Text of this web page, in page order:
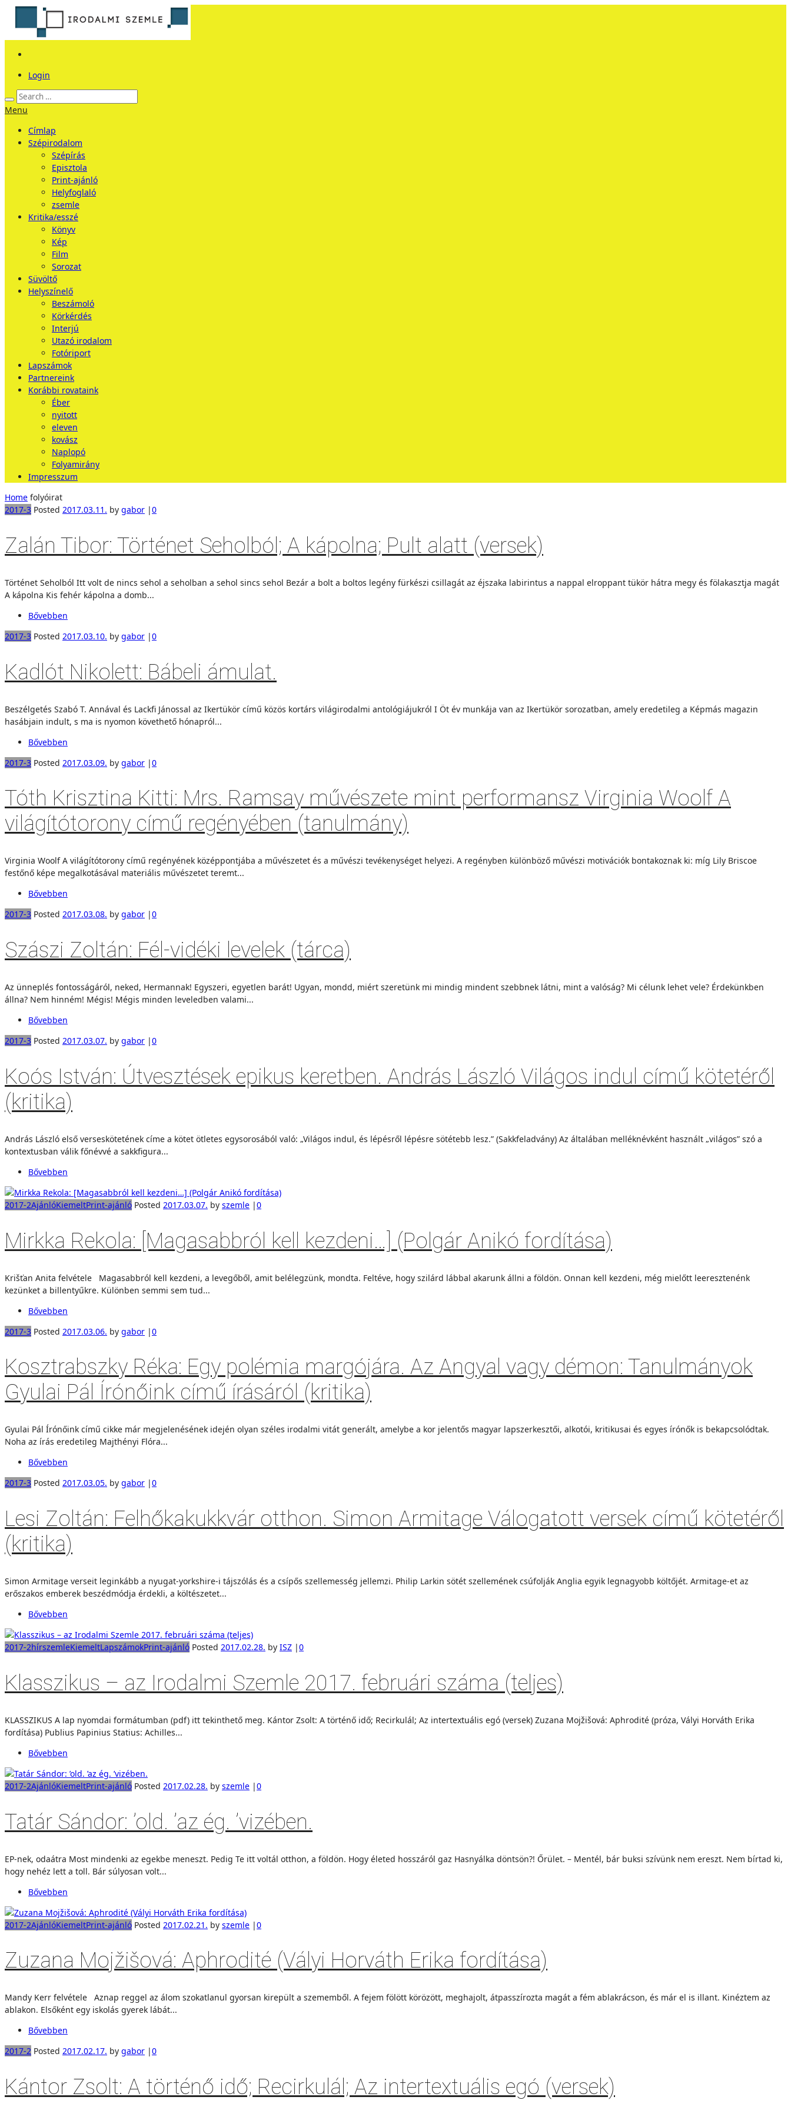
Login
Menu
Címlap
Szépirodalom
Szépírás
Episztola
Print-ajánló
Helyfoglaló
zsemle
Kritika/esszé
Könyv
Kép
Film
Sorozat
Süvöltő
Helyszínelő
Beszámoló
Körkérdés
Interjú
Utazó irodalom
Fotóriport
Lapszámok
Partnereink
Korábbi rovataink
Éber
nyitott
eleven
kovász
Naplopó
Folyamirány
Impresszum
Home folyóirat
2017-3 Posted 2017.03.11. by gabor |0
Zalán Tibor: Történet Seholból; A kápolna; Pult alatt (versek)
Történet Seholból Itt volt de nincs sehol a seholban a sehol sincs sehol Bezár a bolt a boltos legény fürkészi csillagát az éjszaka labirintus a nappal elroppant tükör hátra megy és fölakasztja magát
A kápolna Kis fehér kápolna a domb...
Bővebben
2017-3 Posted 2017.03.10. by gabor |0
Kadlót Nikolett: Bábeli ámulat.
Beszélgetés Szabó T. Annával és Lackfi Jánossal az Ikertükör című közös kortárs világirodalmi antológiájukról I Öt év munkája van az Ikertükör sorozatban, amely eredetileg a Képmás maga­zin
hasábjain indult, s ma is nyomon követhető hónapról...
Bővebben
2017-3 Posted 2017.03.09. by gabor |0
Tóth Krisztina Kitti: Mrs. Ramsay művészete mint performansz Virginia Woolf A
világítótorony című regényében (tanulmány)
Virginia Woolf A világítótorony című regényének középpontjába a művészetet és a mű­vészi tevékenységet helyezi. A regényben különböző művészi motivációk bontakoznak ki: míg Lily Briscoe
festőnő képe megalkotásával materiális művészetet teremt...
Bővebben
2017-3 Posted 2017.03.08. by gabor |0
Szászi Zoltán: Fél-vidéki levelek (tárca)
Az ünneplés fontosságáról, neked, Hermannak! Egyszeri, egyetlen barát! Ugyan, mondd, miért szeretünk mi mindig mindent szebbnek látni, mint a való­ság? Mi célunk lehet vele? Érdekünkben
állna? Nem hinném! Mégis! Mégis min­den leveledben valami...
Bővebben
2017-3 Posted 2017.03.07. by gabor |0
Koós István: Útvesztések epikus keretben. András László Világos indul című kötetéről
(kritika)
András László első verseskötetének címe a kötet ötletes egysorosából való: „Világos indul, és lépésről lépésre sötétebb lesz.” (Sakkfeladvány) Az általában melléknévként használt „világos” szó a
kontextusban válik főnévvé a sakkfigura...
Bővebben
2017-2AjánlóKiemeltPrint-ajánló Posted 2017.03.07. by szemle |0
Mirkka Rekola: [Magasabbról kell kezdeni…] (Polgár Anikó fordítása)
Krišťan Anita felvétele Magasabbról kell kezdeni, a levegőből, amit belélegzünk, mondta. Feltéve, hogy szilárd lábbal akarunk állni a földön. Onnan kell kezdeni, még mielőtt leeresztenénk
kezünket a billentyűkre. Különben semmi sem tud...
Bővebben
2017-3 Posted 2017.03.06. by gabor |0
Kosztrabszky Réka: Egy polémia margójára. Az Angyal vagy démon: Tanulmányok
Gyulai Pál Írónőink című írásáról (kritika)
Gyulai Pál Írónőink című cikke már megjelenésének idején olyan széles irodalmi vitát generált, amelybe a kor jelentős magyar lapszerkesztői, alkotói, kritikusai és egyes írónők is bekapcsolódtak.
Noha az írás eredetileg Majthényi Flóra...
Bővebben
2017-3 Posted 2017.03.05. by gabor |0
Lesi Zoltán: Felhőkakukkvár otthon. Simon Armitage Válogatott versek című kötetéről
(kritika)
Simon Armitage verseit leginkább a nyugat-yorkshire-i tájszólás és a csípős szellemesség jellemzi. Philip Larkin sötét szellemének csúfolják Anglia egyik legnagyobb költőjét. Armitage-et az
erőszakos emberek beszédmódja érdekli, a költészetet...
Bővebben
2017-2hírszemleKiemeltLapszámokPrint-ajánló Posted 2017.02.28. by ISZ |0
Klasszikus – az Irodalmi Szemle 2017. februári száma (teljes)
KLASSZIKUS A lap nyomdai formátumban (pdf) itt tekinthető meg. Kántor Zsolt: A történő idő; Recirkulál; Az intertextuális egó (versek) Zuzana Mojžišová: Aphrodité (próza, Vályi Horváth Erika
fordítása) Publius Papinius Statius: Achilles...
Bővebben
2017-2AjánlóKiemeltPrint-ajánló Posted 2017.02.28. by szemle |0
Tatár Sándor: ’old. ’az ég. ’vizében.
EP-nek, odaátra Most mindenki az egekbe meneszt. Pedig Te itt voltál otthon, a földön. Hogy életed hosszáról gaz Hasnyálka döntsön?! Őrület. – Mentél, bár buksi szívünk nem ereszt. Nem bírtad ki,
hogy nehéz lett a toll. Bár súlyosan volt...
Bővebben
2017-2AjánlóKiemeltPrint-ajánló Posted 2017.02.21. by szemle |0
Zuzana Mojžišová: Aphrodité (Vályi Horváth Erika fordítása)
Mandy Kerr felvétele Aznap reggel az álom szokatlanul gyorsan kirepült a szememből. A fejem fölött körözött, meghajolt, átpasszírozta magát a fém ablakrácson, és már el is illant. Kinéztem az
ablakon. Elsőként egy iskolás gyerek lábát...
Bővebben
2017-2 Posted 2017.02.17. by gabor |0
Kántor Zsolt: A történő idő; Recirkulál; Az intertextuális egó (versek)